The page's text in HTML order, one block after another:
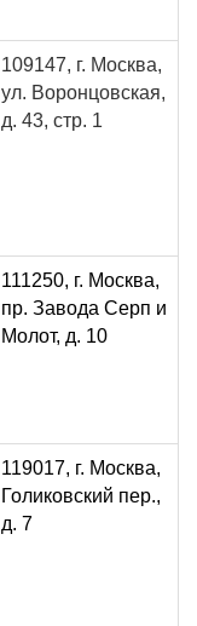
109147, г. Москва,
ул. Воронцовская,
д. 43, стр. 1
111250, г. Москва,
пр. Завода Серп и
Молот, д. 10
119017, г. Москва,
Голиковский пер.,
д. 7